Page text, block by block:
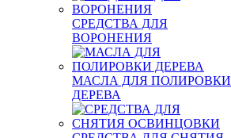
СРЕДСТВА ДЛЯ
ВОРОНЕНИЯ
МАСЛА ДЛЯ ПОЛИРОВКИ
ДЕРЕВА